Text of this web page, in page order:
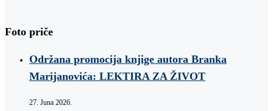
Foto priče
Održana promocija knjige autora Branka
Marijanovića: LEKTIRA ZA ŽIVOT
27. Juna 2026.